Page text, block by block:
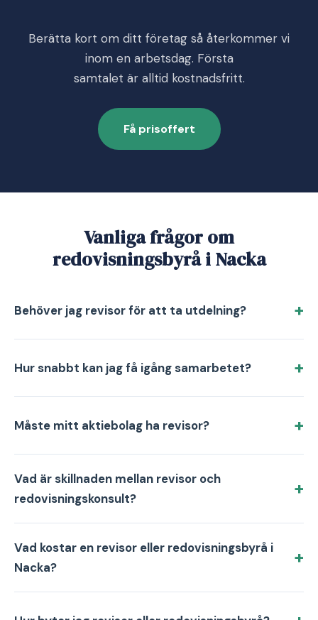
Berätta kort om ditt företag så återkommer vi
inom en arbetsdag. Första
samtalet är alltid kostnadsfritt.
Få prisoffert
Vanliga frågor om
redovisningsbyrå i Nacka
Behöver jag revisor för att ta utdelning?
Hur snabbt kan jag få igång samarbetet?
Måste mitt aktiebolag ha revisor?
Vad är skillnaden mellan revisor och
redovisningskonsult?
Vad kostar en revisor eller redovisningsbyrå i
Nacka?